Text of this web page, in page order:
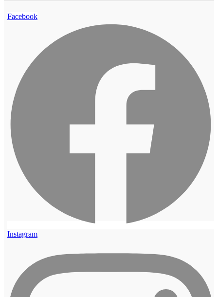
Facebook
Instagram